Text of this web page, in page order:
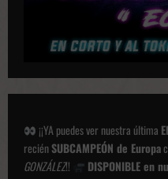
¡¡YA puedes ver nuestra última
reciénSUBCAMPEÓN de Europa
GONZÁLEZ!! DISPONIBLE en